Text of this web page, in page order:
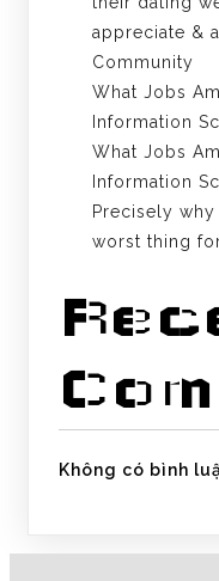
appreciate &
Community
What Jobs
Information
What Jobs
Information
Precisely
worst thing
Không có bình